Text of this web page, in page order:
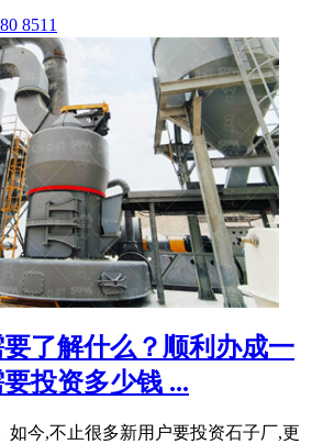
8511
了解什么？顺利办成一
投资多少钱 ...
如今,不止很多新用户要投资石子厂,更